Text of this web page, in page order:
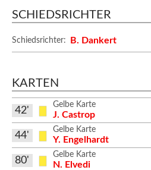
SCHIEDSRICHTER
Schiedsrichter: B. Dankert
KARTEN
Gelbe Karte
J. Castrop
42'
Gelbe Karte
Y. Engelhardt
44'
Gelbe Karte
N. Elvedi
80'